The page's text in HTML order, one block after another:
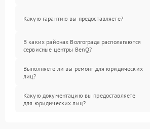
Какую гарантию вы предоставляете?
В каких районах Волгограда располагаются
сервисные центры BenQ?
Выполняете ли вы ремонт для юридических
лиц?
Какую документацию вы предоставляете
для юридических лиц?